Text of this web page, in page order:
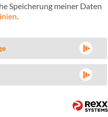
Speicherung meiner Daten
.